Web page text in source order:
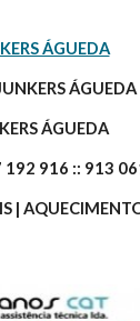
ÁGUEDA
ÁGUEDA
192 916 :: 913
|